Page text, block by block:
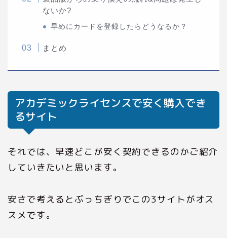
ないか?
早めにカードを登録したらどうなるか？
まとめ
アカデミックライセンスで安く購入でき
るサイト
それでは、早速どこが安く契約できるのかご紹介
していきたいと思います。
安さで考えるとぶっちぎりでこの3サイトがオス
スメです。